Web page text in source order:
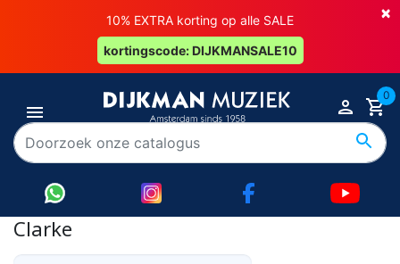
×
10% EXTRA korting op alle SALE
kortingscode: DIJKMANSALE10
0
Clarke